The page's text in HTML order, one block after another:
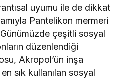
uyumu ile de dikkat
Pantelikon mermeri
Günümüzde çeşitli sosyal
düzenlendiği
Akropol’ün inşa
sık kullanılan sosyal